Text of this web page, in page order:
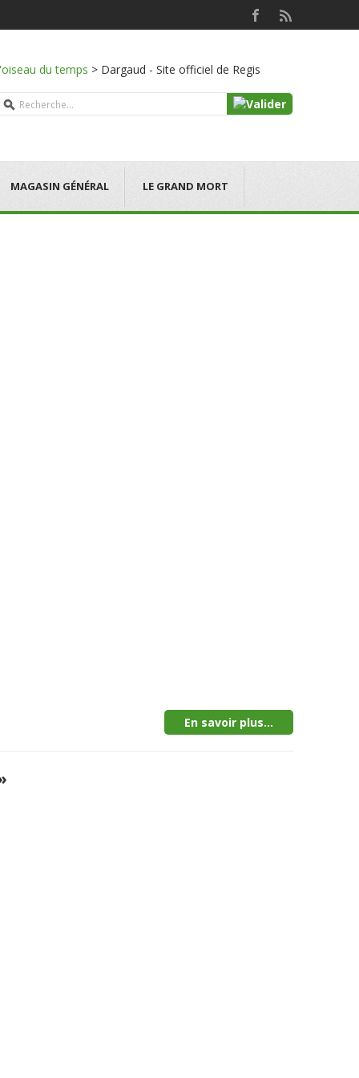
du temps > Dargaud - Site officiel de Regis
MAGASIN GÉNÉRAL LE GRAND MORT
En savoir plus...